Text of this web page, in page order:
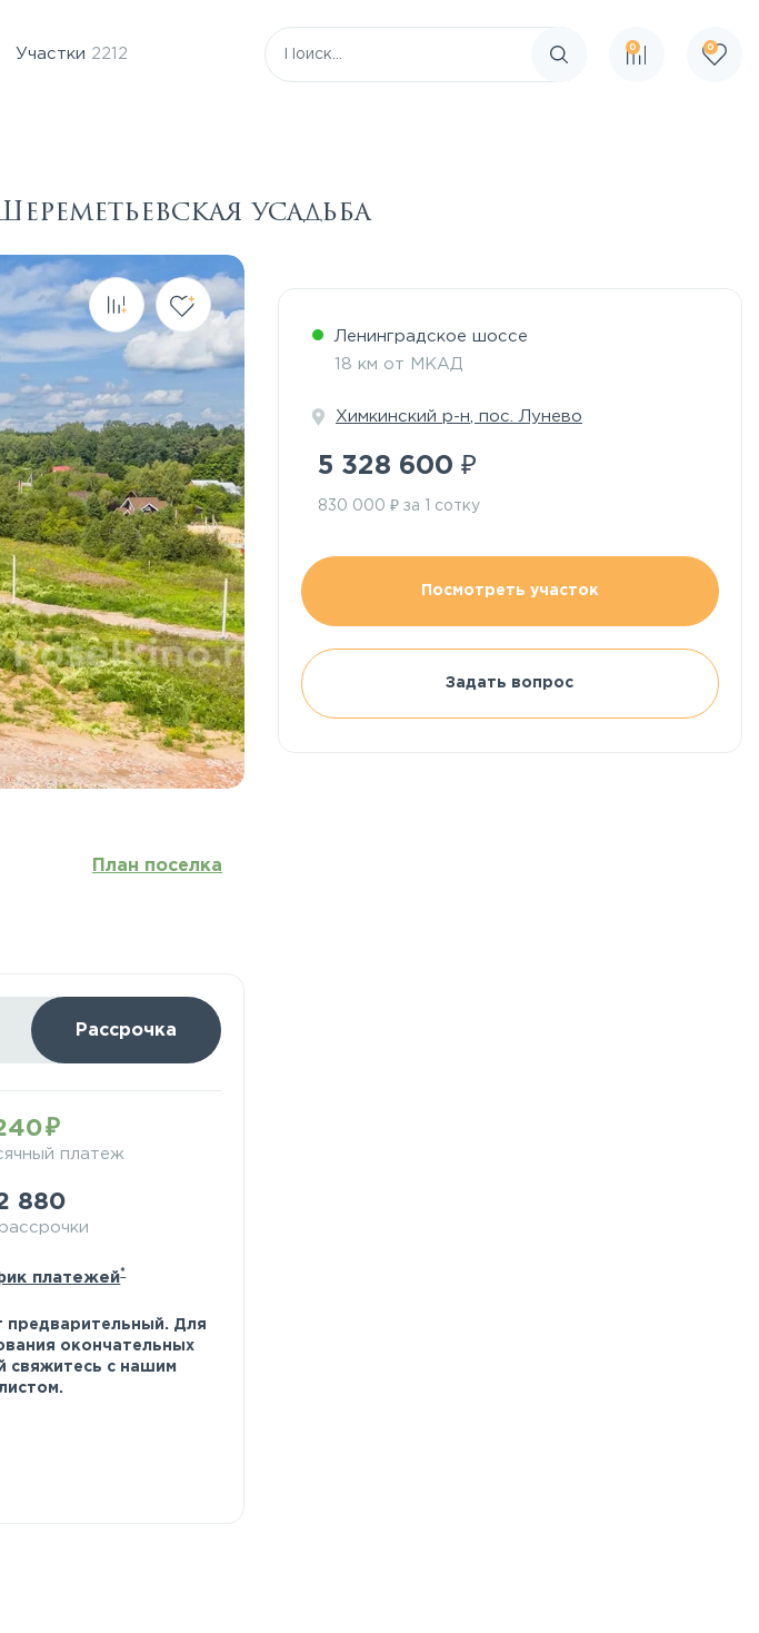
Участки 2212
Поиск по сайту
0 0
усадьба
План поселка
Рассрочка
платеж
880
платежей*
предварительный. Для
окончательных
свяжитесь с нашим
Ленинградское шоссе
18 км от МКАД
Химкинский р-н пос. Лунево
5 328 600 ₽
830 000 ₽ за 1 сотку
Посмотреть участок
Задать вопрос